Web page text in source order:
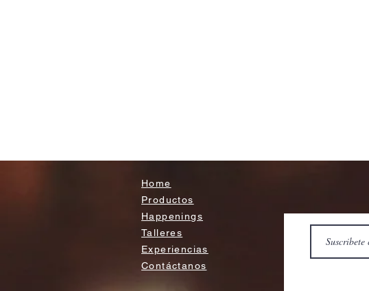
Home
Productos
Happenings
Talleres
Experiencias
Contáctanos